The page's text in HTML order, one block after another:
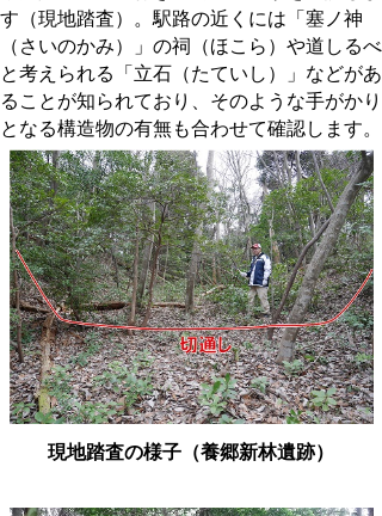
す（現地踏査）。駅路の近くには「塞ノ神
（さいのかみ）」の祠（ほこら）や道しるべ
と考えられる「立石（たていし）」などがあ
ることが知られており、そのような手がかり
となる構造物の有無も合わせて確認します。
現地踏査の様子（養郷新林遺跡）